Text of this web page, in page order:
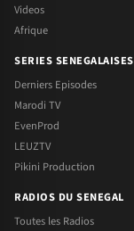
Videos
Afrique
SERIES SENEGALAISES
Derniers Episodes
Marodi TV
EvenProd
LEUZTV
Pikini Production
RADIOS DU SENEGAL
Toutes les Radios